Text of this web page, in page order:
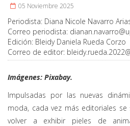
05 Noviembre 2025
Periodista: Diana Nicole Navarro
Correo periodista:
Edición: Bleidy Daniela Rueda Corzo
Correo de editor:
Imágenes: Pixabay.
Impulsadas por las nuevas
moda, cada vez más editoriales
volver a exhibir pieles de